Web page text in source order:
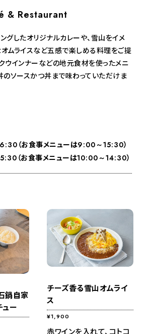
& Restaurant
グしたオリジナルカレーや、雪山をイメ
ムライスなど五感で楽しめる料理をご提
ウインナーなどの地元食材を使ったメニ
のソースかつ丼まで味わっていただけま
（お食事メニューは9:00～15:30）
（お食事メニューは10:00～14:30）
鍋自家
ー
チーズ香る雪山オムライ
ス
¥1,900
赤ワインを入れて、コトコ